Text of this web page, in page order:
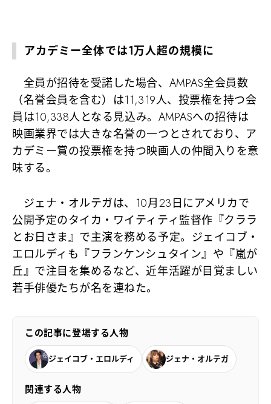
アカデミー全体では1万人超の規模に
全員が招待を受諾した場合、AMPAS全会員数
（名誉会員を含む）は11,319人、投票権を持つ会
員は10,338人となる見込み。AMPASへの招待は
映画業界では大きな名誉の一つとされており、ア
カデミー賞の投票権を持つ映画人の仲間入りを意
味する。
ジェナ・オルテガは、10月23日にアメリカで
公開予定のタイカ・ワイティティ監督作『クララ
とお日さま』で主演を務める予定。ジェイコブ・
エロルディも『フランケンシュタイン』や『嵐が
丘』で注目を集めるなど、近年活躍が目覚ましい
若手俳優たちが名を連ねた。
この記事に登場する人物
ジェイコブ・エロルディ ジェナ・オルテガ
関連する人物